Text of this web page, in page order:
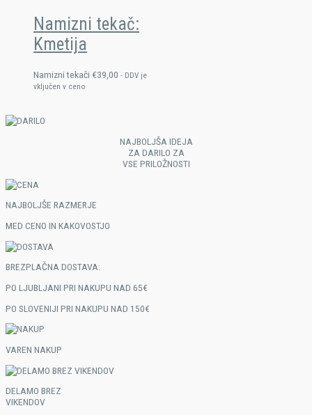
Namizni tekač:
Kmetija
Namizni tekači €39,00 - DDV je
vključen v ceno
NAJBOLJŠA IDEJA
ZA DARILO ZA
VSE PRILOŽNOSTI​
NAJBOLJŠE RAZMERJE
MED CENO IN KAKOVOSTJO​
BREZPLAČNA DOSTAVA:
PO LJUBLJANI PRI NAKUPU NAD 65€
PO SLOVENIJI PRI NAKUPU NAD 150€​
VAREN NAKUP
DELAMO BREZ
VIKENDOV